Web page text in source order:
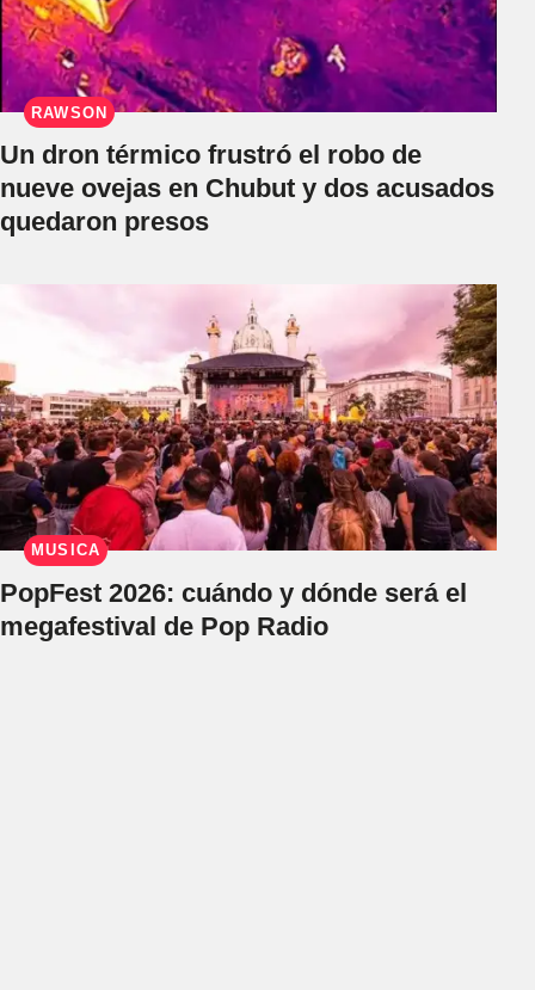
RAWSON
Un dron térmico frustró el robo de
nueve ovejas en Chubut y dos acusados
quedaron presos
MÚSICA
PopFest 2026: cuándo y dónde será el
megafestival de Pop Radio